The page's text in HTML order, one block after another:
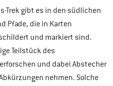
Trek gibt es in den südlichen
Pfade, die in Karten
und markiert sind.
Teilstück des
und dabei Abstecher
nehmen. Solche